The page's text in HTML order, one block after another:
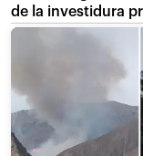
de la investidura